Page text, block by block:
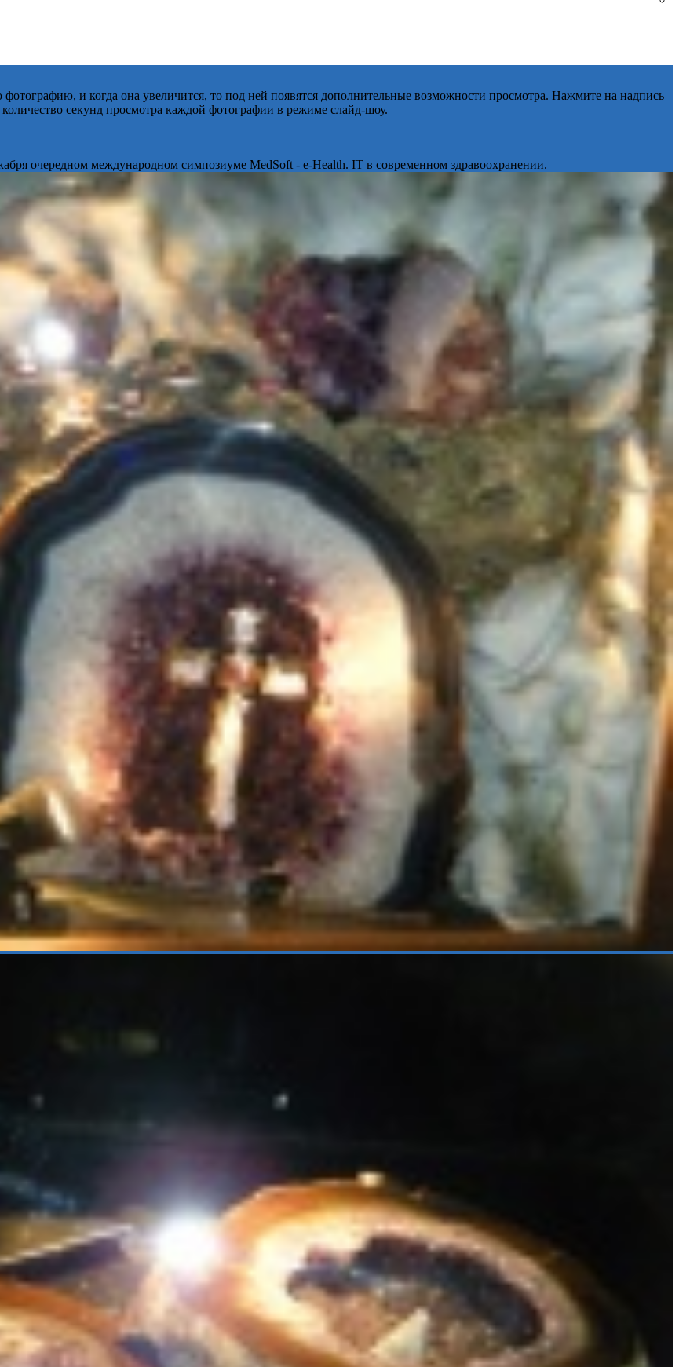
и когда она увеличится, то под ней появятся дополнительные возможности просмотра. Нажмите на надпись
секунд просмотра каждой фотографии в режиме слайд-шоу.
очередном международном симпозиуме MedSoft - e-Health. IT в современном здравоохранении.